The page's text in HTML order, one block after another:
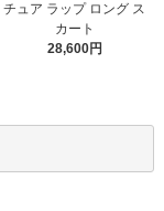
チュア ラップ ロング ス
カート
28,600円